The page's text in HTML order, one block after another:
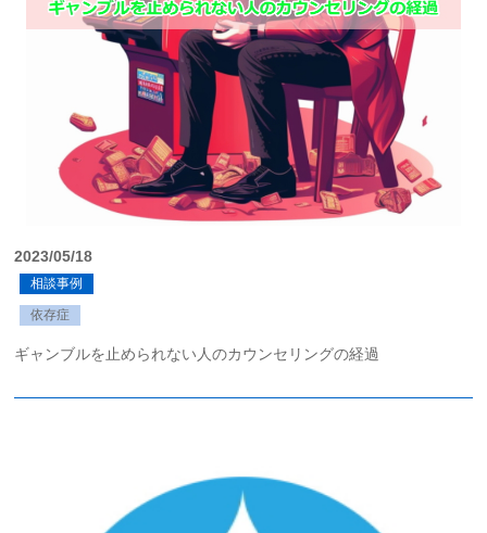
2023/05/18
相談事例
依存症
ギャンブルを止められない人のカウンセリングの経過